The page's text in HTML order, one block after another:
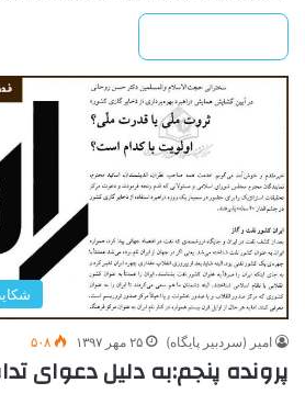
امیر (سردبیر پایگاه) ۲۵ مهر ۱۳۹۷ ۵۰۸
پرونده پنجم:به دلیل دعوای